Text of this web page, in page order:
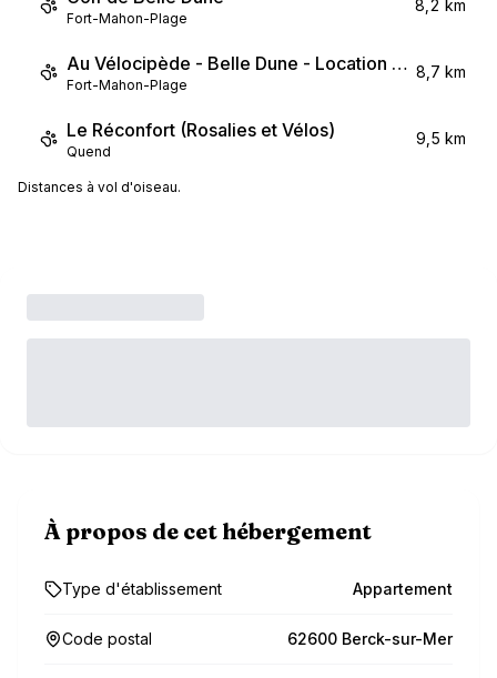
Fort-Mahon-Plage
8,2 km
Au Vélocipède - Belle Dune - Location de vélos
Fort-Mahon-Plage
8,7 km
Le Réconfort (Rosalies et Vélos)
Quend
9,5 km
Distances à vol d'oiseau.
À propos de cet hébergement
Type d'établissement Appartement
Code postal 62600 Berck-sur-Mer